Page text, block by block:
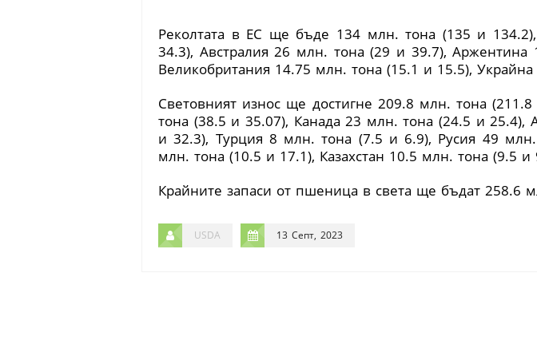
Реколтата в ЕС ще бъде 134 млн. тона (135 и 134.2)
34.3), Австралия 26 млн. тона(29 и 39.7), Аржентина
Великобритания 14.75 млн. тона (15.1 и 15.5),
Световният износ ще достигне 209.8 млн. тона(
тона (38.5 и 35.07), Канада 23 млн. тона(24.5 и 25.4),
и 32.3), Турция 8 млн. тона (7.5 и 6.9), Русия 49
млн. тона (10.5 и 17.1), Казахстан 10.5 млн. тона (9.5 и
Крайните запаси от пшеница в света ще бъдат 258.6
USDA 13 Септ, 2023